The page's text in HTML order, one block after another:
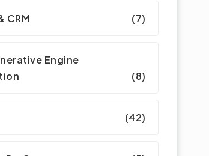
CRM (7)
Engine
(8)
(42)